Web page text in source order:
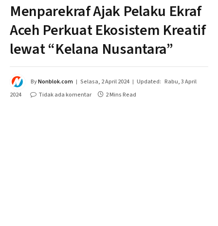
Menparekraf Ajak Pelaku Ekraf
Aceh Perkuat Ekosistem Kreatif
lewat “Kelana Nusantara”
ByNonblok.com Selasa, 2 April 2024 Updated: Rabu, 3 April
2024
Tidak ada komentar 2 Mins Read